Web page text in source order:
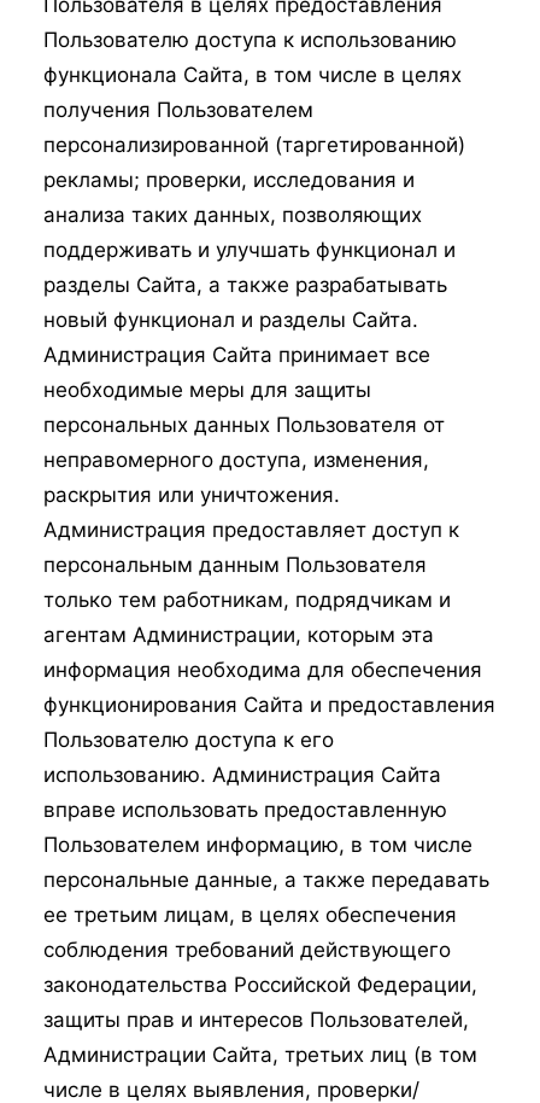
Пользователя в целях предоставления
Пользователю доступа к использованию
функционала Сайта, в том числе в целях
получения Пользователем
персонализированной (таргетированной)
рекламы; проверки, исследования и
анализа таких данных, позволяющих
поддерживать и улучшать функционал и
разделы Сайта, а также разрабатывать
новый функционал и разделы Сайта.
Администрация Сайта принимает все
необходимые меры для защиты
персональных данных Пользователя от
неправомерного доступа, изменения,
раскрытия или уничтожения.
Администрация предоставляет доступ к
персональным данным Пользователя
только тем работникам, подрядчикам и
агентам Администрации, которым эта
информация необходима для обеспечения
функционирования Сайта и предоставления
Пользователю доступа к его
использованию. Администрация Сайта
вправе использовать предоставленную
Пользователем информацию, в том числе
персональные данные, а также передавать
ее третьим лицам, в целях обеспечения
соблюдения требований действующего
законодательства Российской Федерации,
защиты прав и интересов Пользователей,
Администрации Сайта, третьих лиц (в том
числе в целях выявления, проверки/